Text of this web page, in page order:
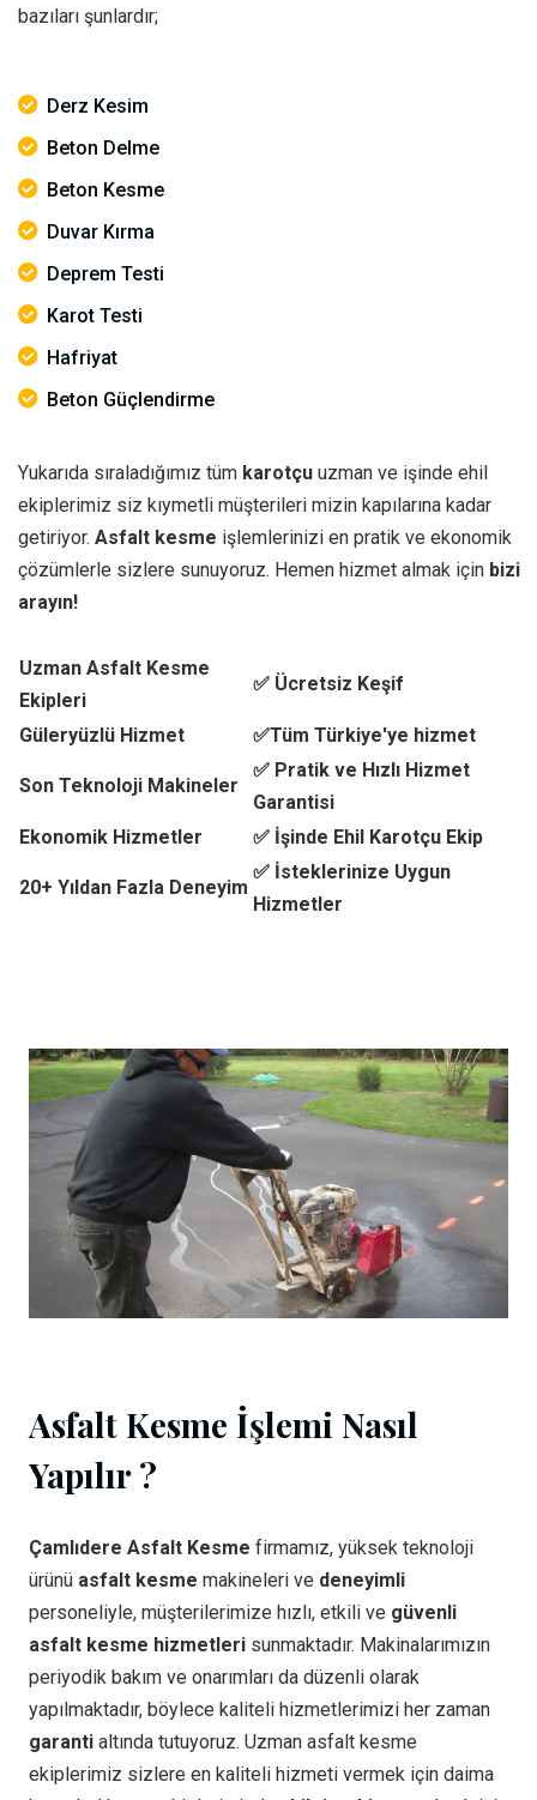
bazıları şunlardır;
Derz Kesim
Beton Delme
Beton Kesme
Duvar Kırma
Deprem Testi
Karot Testi
Hafriyat
Beton Güçlendirme
Yukarıda sıraladığımız tüm karotçu uzman ve işinde ehil
ekiplerimiz siz kıymetli müşterileri mizin kapılarına kadar
getiriyor. Asfalt kesme işlemlerinizi en pratik ve ekonomik
çözümlerle sizlere sunuyoruz. Hemen hizmet almak için bizi
arayın!
Uzman Asfalt Kesme
Ekipleri
✅ Ücretsiz Keşif
Güleryüzlü Hizmet ✅Tüm Türkiye'ye hizmet
Son Teknoloji Makineler
✅ Pratik ve Hızlı Hizmet
Garantisi
Ekonomik Hizmetler
✅ İşinde Ehil Karotçu Ekip
20+ Yıldan Fazla Deneyim
✅ İsteklerinize Uygun
Hizmetler
Asfalt Kesme İşlemi Nasıl
Yapılır ?
Çamlıdere Asfalt Kesme firmamız, yüksek teknoloji
ürünü asfalt kesme makineleri ve deneyimli
personeliyle, müşterilerimize hızlı, etkili ve güvenli
asfalt kesme hizmetleri sunmaktadır. Makinalarımızın
periyodik bakım ve onarımları da düzenli olarak
yapılmaktadır, böylece kaliteli hizmetlerimizi her zaman
garanti altında tutuyoruz. Uzman asfalt kesme
ekiplerimiz sizlere en kaliteli hizmeti vermek için daima